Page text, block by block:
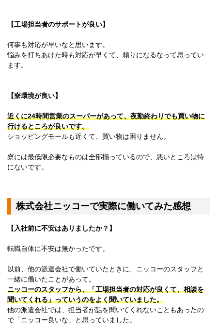
香川県
高知県
九州エリア
福岡県
熊本県
宮崎県
鹿児島県
沖縄エリア
社員口コミ
特集ページ
よくある質問
お仕事相談予約
アクセス
企業ご担当者様へ
【工場担当者のサポートが良い】
何事も対応が早いなと思います。
悩みを打ちあけた時も対応が早くて、頼りになるなって思ってい
ます。
【寮環境が良い】
近くに24時間営業のスーパーがあって、夜勤終わりでも買い物に
行けるところが良いです。
ショッピングモールも近くて、買い物は困りません。
寮には最低限必要なものは全部揃っているので、悪いところは特
にないです。
株式会社ニッコーで実際に働いてみた感想
【入社前に不安はありましたか？】
転職自体に不安は無かったです。
以前、他の派遣会社で働いていたときに、ニッコーのスタッフと
一緒に働いたことがあって。
ニッコーのスタッフから、「工場担当者の対応が良くて、相談を
聞いてくれる」っていうのをよく聞いていました。
他の派遣会社では、担当者が話を聞いてくれないこともあったの
で「ニッコー良いな」と思っていました。